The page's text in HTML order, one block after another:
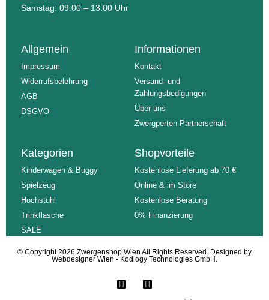
Samstag: 09:00 – 13:00 Uhr
Allgemein
Impressum
Widerrufsbelehrung
AGB
DSGVO
Informationen
Kontakt
Versand- und
Zahlungsbedigungen
Über uns
Zwergperten Partnerschaft
Kategorien
Kinderwagen & Buggy
Spielzeug
Hochstuhl
Trinkflasche
SALE
Shopvorteile
Kostenlose Lieferung ab 70 €
Online & im Store
Kostenlose Beratung
0% Finanzierung
© Copyright 2026 Zwergenshop Wien All Rights Reserved. Designed by
Webdesigner Wien - Kodlogy Technologies GmbH.